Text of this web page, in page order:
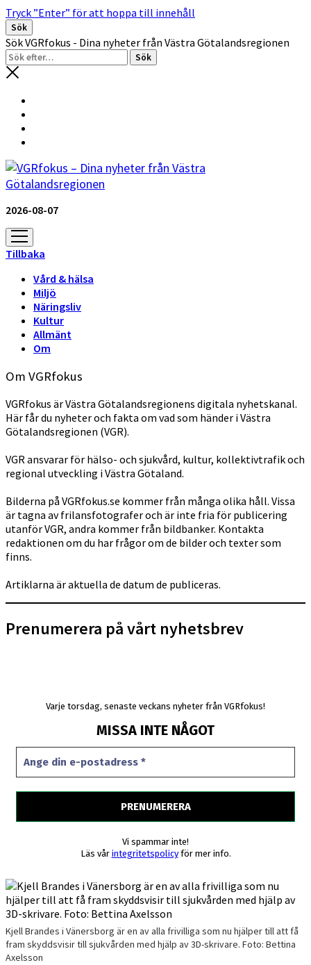
Tryck ”Enter” för att hoppa till innehåll
Sök
Sök VGRfokus - Dina nyheter från Västra Götalandsregionen
2026-08-07
öppna
meny
Tillbaka
Vård & hälsa
Miljö
Näringsliv
Kultur
Allmänt
Om
Om VGRfokus
VGRfokus är Västra Götalandsregionens digitala nyhetskanal.
Här får du nyheter och fakta om vad som händer i Västra
Götalandsregionen (VGR).
VGR ansvarar för hälso- och sjukvård, kultur, kollektivtrafik och
regional utveckling i Västra Götaland.
Bilderna på VGRfokus.se kommer från många olika håll. Vissa
är tagna av frilansfotografer och är inte fria för publicering
utanför VGR, andra kommer från bildbanker. Kontakta
redaktionen om du har frågor om de bilder och texter som
finns.
Artiklarna är aktuella de datum de publiceras.
Prenumerera på vårt nyhetsbrev
Varje torsdag, senaste veckans nyheter från VGRfokus!
MISSA INTE NÅGOT
Vi spammar inte!
Läs vår integritetspolicyför mer info.
Kjell Brandes i Vänersborg är en av alla frivilliga som nu hjälper till att få
fram skyddsvisir till sjukvården med hjälp av 3D-skrivare. Foto: Bettina
Axelsson